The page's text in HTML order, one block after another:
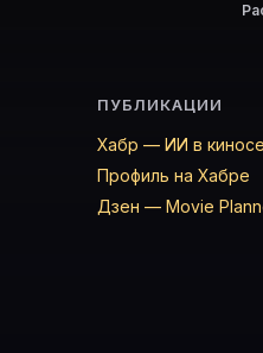
ПУБЛИКАЦИИ
Хабр — ИИ в
Профиль на Хабре
Дзен — Movie